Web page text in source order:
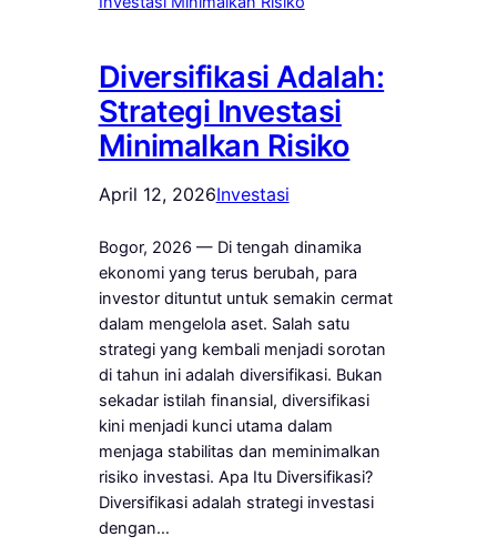
Diversifikasi Adalah:
Strategi Investasi
Minimalkan Risiko
April 12, 2026Investasi
Bogor, 2026 — Di tengah dinamika
ekonomi yang terus berubah, para
investor dituntut untuk semakin cermat
dalam mengelola aset. Salah satu
strategi yang kembali menjadi sorotan
di tahun ini adalah diversifikasi. Bukan
sekadar istilah finansial, diversifikasi
kini menjadi kunci utama dalam
menjaga stabilitas dan meminimalkan
risiko investasi. Apa Itu Diversifikasi?
Diversifikasi adalah strategi investasi
dengan…